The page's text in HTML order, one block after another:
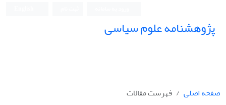
پژوهشنامه علوم سیاسی
صفحه اصلی
فهرست مقالات